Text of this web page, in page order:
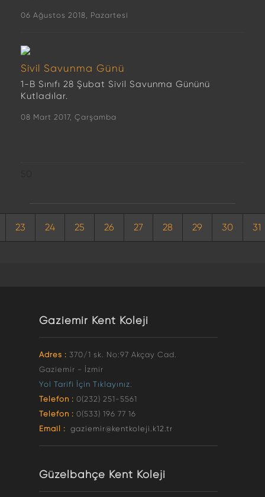
06 Ağustos 2018, Pazartesi
Sivil Savunma Günü
1-B Sınıfı 28 Şubat Sivil Savunma Gününü
Kutladılar.
08 Mart 2017, Çarşamba
23 24 25 26 27 28 29 30 31
Gaziemir Kent Koleji
Adres : 370/1 sk. No:97 Akçay Cad.
Gaziemir - İzmir
Yol Tarifi İçin Tıklayınız.
Telefon : 0(232) 251-5561
Telefon : 0(533) 196 77 16
Email : gaziemir@kentkoleji.k12.tr
Güzelbahçe Kent Koleji